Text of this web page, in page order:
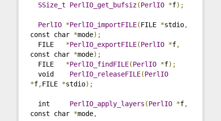
SSize_t
PerlIO_get_bufsiz(PerlIO *f);
PerlIO *PerlIO_importFILE(FILE *stdio,
const char *mode);
FILE *PerlIO_exportFILE(PerlIO *f,
const char *mode);
FILE *PerlIO_findFILE(PerlIO *f);
void PerlIO_releaseFILE(PerlIO
*f,FILE *stdio);
int PerlIO_apply_layers (PerlIO *f,
const char *mode,